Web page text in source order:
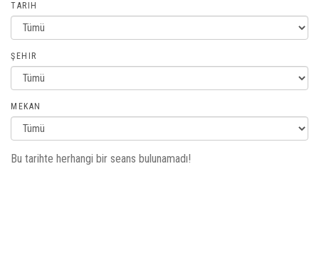
TARIH
ŞEHIR
MEKAN
Bu tarihte herhangi bir seans bulunamadı!